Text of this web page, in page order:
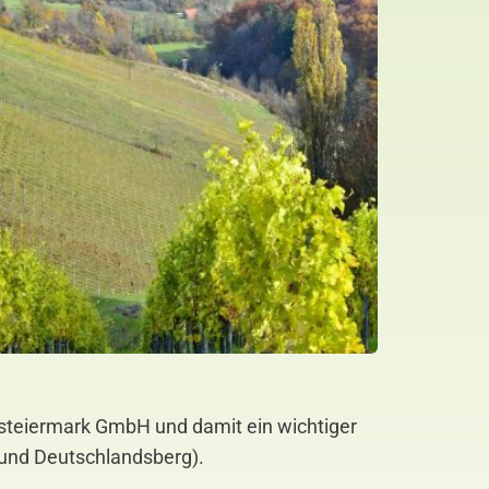
GmbH und damit ein wichtiger
Deutschlandsberg).